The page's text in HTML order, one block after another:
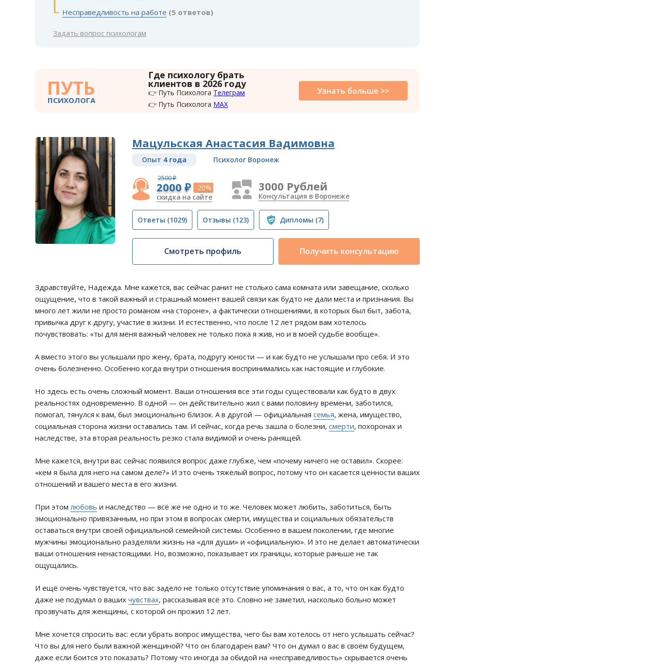
Несправедливость на работе (5 ответов)
Задать вопрос психологам
ПУТЬ
ПСИХОЛОГА
Где психологу брать
клиентов в 2026 году
👉 Путь Психолога Телеграм
👉 Путь Психолога MAX
Узнать больше >>
Мацульская Анастасия Вадимовна
Опыт 4 года Психолог Воронеж
2500 ₽
2000 ₽ -20%
скидка на сайте
3000 Рублей
Консультация в Воронеже
Ответы (1029) Отзывы (123) Дипломы (7)
Смотреть профиль Получить консультацию
Здравствуйте, Надежда. Мне кажется, вас сейчас ранит не столько сама комната или завещание, сколько
ощущение, что в такой важный и страшный момент вашей связи как будто не дали места и признания. Вы
много лет жили не просто романом «на стороне», а фактически отношениями, в которых был быт, забота,
привычка друг к другу, участие в жизни. И естественно, что после 12 лет рядом вам хотелось
почувствовать: «ты для меня важный человек не только пока я жив, но и в моей судьбе вообще».
А вместо этого вы услышали про жену, брата, подругу юности — и как будто не услышали про себя. И это
очень болезненно. Особенно когда внутри отношения воспринимались как настоящие и глубокие.
Но здесь есть очень сложный момент. Ваши отношения все эти годы существовали как будто в двух
реальностях одновременно. В одной — он действительно жил с вами половину времени, заботился,
помогал, тянулся к вам, был эмоционально близок. А в другой — официальная семья, жена, имущество,
социальная сторона жизни оставались там. И сейчас, когда речь зашла о болезни, смерти, похоронах и
наследстве, эта вторая реальность резко стала видимой и очень ранящей.
Мне кажется, внутри вас сейчас появился вопрос даже глубже, чем «почему ничего не оставил». Скорее:
«кем я была для него на самом деле?» И это очень тяжёлый вопрос, потому что он касается ценности ваших
отношений и вашего места в его жизни.
При этомлюбовь и наследство — всё же не одно и то же. Человек может любить, заботиться, быть
эмоционально привязанным, но при этом в вопросах смерти, имущества и социальных обязательств
оставаться внутри своей официальной семейной системы. Особенно в вашем поколении, где многие
мужчины эмоционально разделяли жизнь на «для души» и «официальную». И это не делает автоматически
ваши отношения ненастоящими. Но, возможно, показывает их границы, которые раньше не так
ощущались.
И ещё очень чувствуется, что вас задело не только отсутствие упоминания о вас, а то, что он как будто
даже не подумал о ваших чувствах, рассказывая всё это. Словно не заметил, насколько больно может
прозвучать для женщины, с которой он прожил 12 лет.
Мне хочется спросить вас: если убрать вопрос имущества, чего бы вам хотелось от него услышать сейчас?
Что вы для него были важной женщиной? Что он благодарен вам? Что он думал о вас в своём будущем,
даже если боится это показать? Потому что иногда за обидой на «несправедливость» скрывается очень